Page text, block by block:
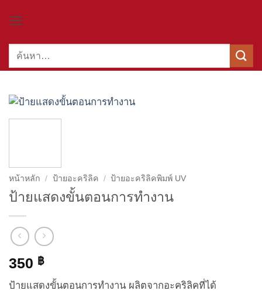
ไป
เนื้อหา
ค้นหา:
หน้าหลัก / ป้ายอะคริลิค / ป้ายอะคริลิคพิมพ์ UV
ป้ายแสดงขั้นตอนการทำงาน
350 ฿
ป้ายแสดงขั้นตอนการทำงาน ผลิตจากอะคริลิคที่ได้